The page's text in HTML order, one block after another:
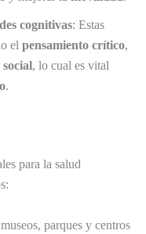
cognitivas: Estas
el pensamiento crítico,
, lo cual es vital
.
para la salud
parques y centros